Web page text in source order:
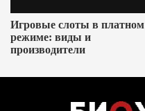
Игровые слоты в платном
режиме: виды и
производители